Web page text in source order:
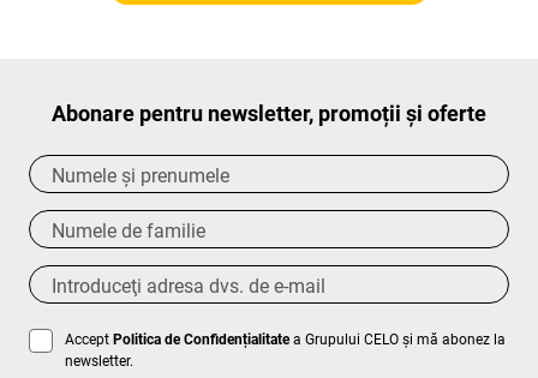
Abonare pentru newsletter, promoții și oferte
AcceptPolitica de Confidențialitatea Grupului CELO și mă abonez la
newsletter.